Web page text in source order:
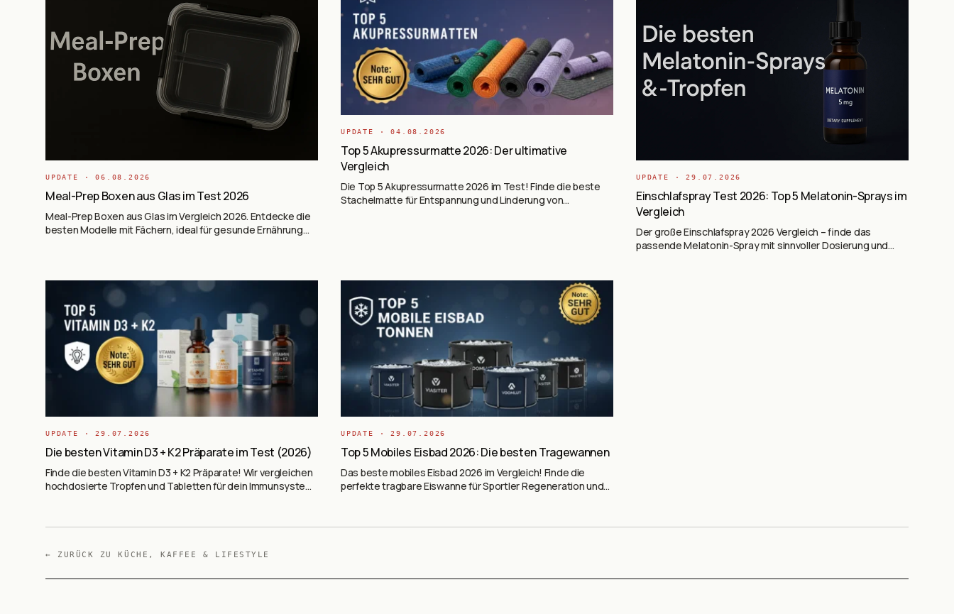
UPDATE ·06.08.2026
Meal-Prep Boxen aus Glas im Test 2026
Meal-Prep Boxen aus Glas im Vergleich 2026. Entdecke die
besten Modelle mit Fächern, ideal für gesunde Ernährung
UPDATE ·04.08.2026
Top 5 Akupressurmatte 2026: Der ultimative
Vergleich
Die Top 5 Akupressurmatte 2026 im Test! Finde die beste
Stachelmatte für Entspannung und Linderung von
UPDATE ·29.07.2026
Einschlafspray Test 2026: Top 5 Melatonin-Sprays im
Vergleich
Der große Einschlafspray 2026 Vergleich – finde das
passende Melatonin-Spray mit sinnvoller Dosierung und
UPDATE ·29.07.2026
Die besten Vitamin D3 + K2 Präparate im Test (2026)
Finde die besten Vitamin D3 + K2 Präparate! Wir vergleichen
hochdosierte Tropfen und Tabletten für dein Immunsystem
UPDATE ·29.07.2026
Top 5 Mobiles Eisbad 2026: Die besten Tragewannen
Das beste mobiles Eisbad 2026 im Vergleich! Finde die
perfekte tragbare Eiswanne für Sportler Regeneration und
← ZURÜCK ZUKÜCHE, KAFFEE & LIFESTYLE